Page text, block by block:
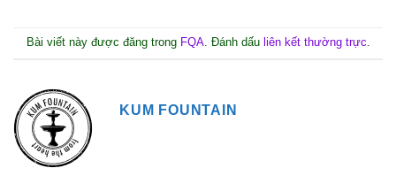
Bài viết này được đăng trong FQA. Đánh dấu liên kết thường trực.
KUM FOUNTAIN